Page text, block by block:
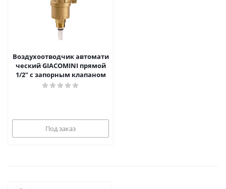
Воздухоотводчик автомати
ческий GIACOMINI прямой
1/2" с запорным клапаном
Под заказ